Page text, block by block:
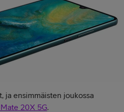
ja ensimmäisten joukossa
20X 5G.